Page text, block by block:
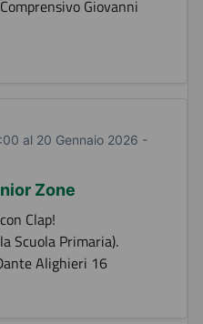
Giovanni
al 20 Gennaio 2026 -
Zone
Clap!
Scuola Primaria).
Alighieri 16